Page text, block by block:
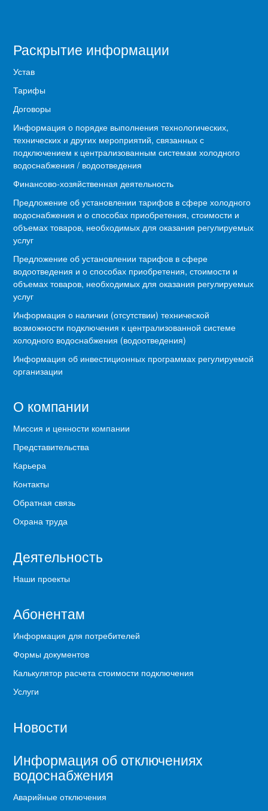
Раскрытие информации
Устав
Тарифы
Договоры
Информация о порядке выполнения технологических,
технических и других мероприятий, связанных с
подключением к централизованным системам холодного
водоснабжения / водоотведения
Финансово-хозяйственная деятельность
Предложение об установлении тарифов в сфере холодного
водоснабжения и о способах приобретения, стоимости и
объемах товаров, необходимых для оказания регулируемых
услуг
Предложение об установлении тарифов в сфере
водоотведения и о способах приобретения, стоимости и
объемах товаров, необходимых для оказания регулируемых
услуг
Информация о наличии (отсутствии) технической
возможности подключения к централизованной системе
холодного водоснабжения (водоотведения)
Информация об инвестиционных программах регулируемой
организации
О компании
Миссия и ценности компании
Представительства
Карьера
Контакты
Обратная связь
Охрана труда
Деятельность
Наши проекты
Абонентам
Информация для потребителей
Формы документов
Калькулятор расчета стоимости подключения
Услуги
Новости
Информация об отключениях
водоснабжения
Аварийные отключения